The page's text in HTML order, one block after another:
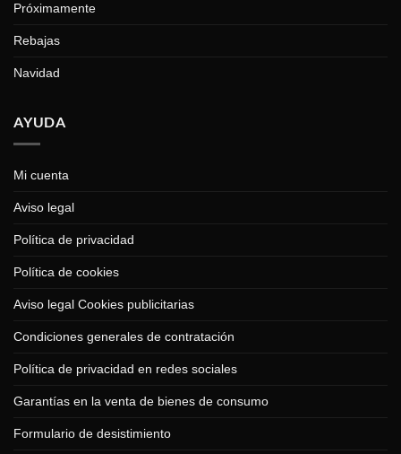
Próximamente
Rebajas
Navidad
AYUDA
Mi cuenta
Aviso legal
Política de privacidad
Política de cookies
Aviso legal Cookies publicitarias
Condiciones generales de contratación
Política de privacidad en redes sociales
Garantías en la venta de bienes de consumo
Formulario de desistimiento